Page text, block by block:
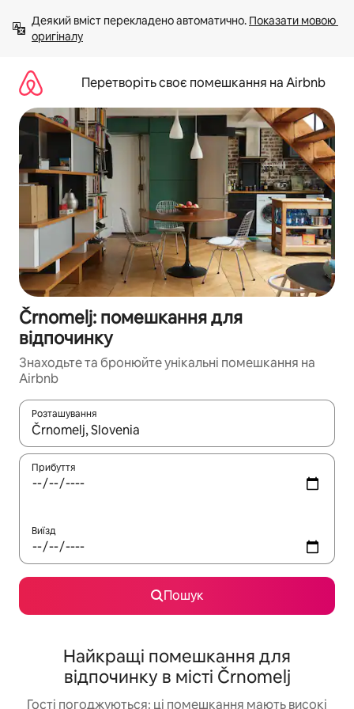
вмісту
Деякий вміст перекладено автоматично. Показати мовою
оригіналу
Перетворіть своє помешкання на Airbnb
Črnomelj: помешкання для
відпочинку
Знаходьте та бронюйте унікальні помешкання на
Airbnb
Розташування
Отримавши результати пошуку, використовуйте для
Прибуття
Виїзд
Пошук
Найкращі помешкання для
відпочинку в місті Črnomelj
Гості погоджуються: ці помешкання мають високі